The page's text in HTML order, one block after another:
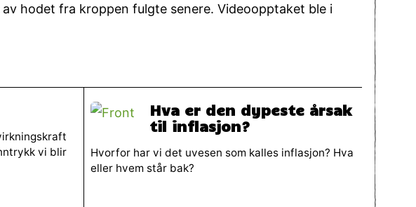
hodet fra kroppen fulgte senere. Videoopptaket ble i
vi blir
Hva er den dypeste årsak
til inflasjon?
Hvorfor har vi det uvesen som kalles inflasjon? Hva
eller hvem står bak?